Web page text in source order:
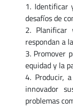
1. Identificar
desafíos de
2. Planificar
respondan a
3. Promover
equidad y la
4. Producir,
innovador
problemas